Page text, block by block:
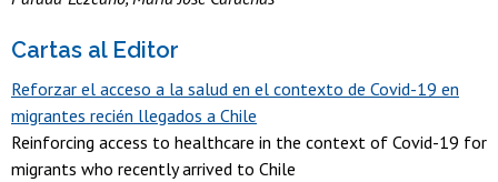
Cartas al Editor
Reforzar el acceso a la salud en el contexto de Covid-19 en
migrantes recién llegados a Chile
Reinforcing access to healthcare in the context of Covid-19 for
migrants who recently arrived to Chile